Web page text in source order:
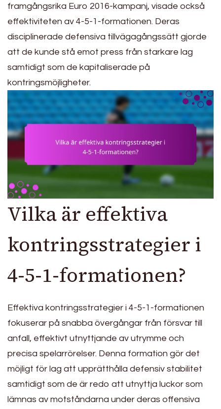
framgångsrika Euro 2016-kampanj, visade också
effektiviteten av 4-5-1-formationen. Deras
disciplinerade defensiva tillvägagångssätt gjorde
att de kunde stå emot press från starkare lag
samtidigt som de kapitaliserade på
kontringsmöjligheter.
Vilka är effektiva
kontringsstrategier i
4-5-1-formationen?
Effektiva kontringsstrategier i 4-5-1-formationen
fokuserar på snabba övergångar från försvar till
anfall, effektivt utnyttjande av utrymme och
precisa spelarrörelser. Denna formation gör det
möjligt för lag att upprätthålla defensiv stabilitet
samtidigt som de är redo att utnyttja luckor som
lämnas av motståndarna under deras offensiva